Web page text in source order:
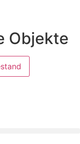
Objekte